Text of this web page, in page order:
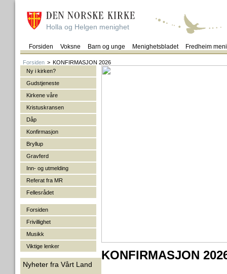
Holla og Helgen menighet
Forsiden Voksne Barn og unge Menighetsbladet Fredheim
Forsiden > KONFIRMASJON 2026
Ny i kirken?
Gudstjeneste
Kirkene våre
Kristuskransen
Dåp
Konfirmasjon
Bryllup
Gravferd
Inn- og utmelding
Referat fra MR
Fellesrådet
Forsiden
Frivillighet
Musikk
Viktige lenker
Nyheter fra Vårt Land
KONFIRMASJON